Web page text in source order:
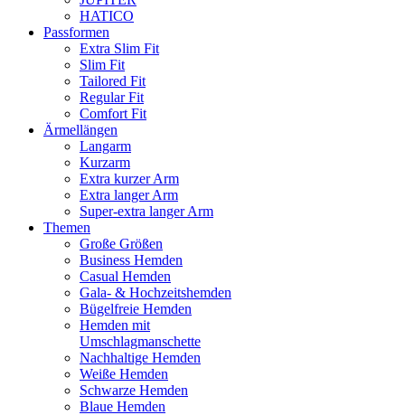
HATICO
Passformen
Extra Slim Fit
Slim Fit
Tailored Fit
Regular Fit
Comfort Fit
Ärmellängen
Langarm
Kurzarm
Extra kurzer Arm
Extra langer Arm
Super-extra langer Arm
Themen
Große Größen
Business Hemden
Casual Hemden
Gala- & Hochzeitshemden
Bügelfreie Hemden
Hemden mit
Umschlagmanschette
Nachhaltige Hemden
Weiße Hemden
Schwarze Hemden
Blaue Hemden